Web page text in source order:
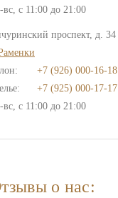
вс, с 11:00 до 21:00
проспект, д. 34
+7 (926) 000-16-18
+7 (925) 000-17-17
вс, с 11:00 до 21:00
о нас: